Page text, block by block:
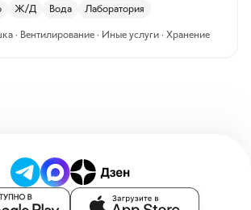
Ж/Д Вода Лаборатория
· Вентилирование · Иные услуги · Хранение